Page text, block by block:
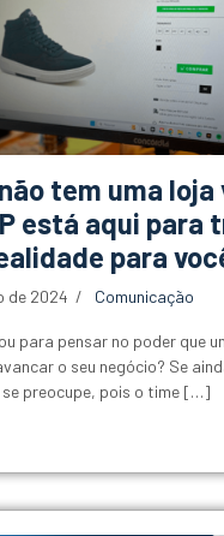
tem uma loja
está aqui para
para
de 2024 Comunicação
para pensar no poder que
o seu negócio? Se
preocupe, pois o time […]